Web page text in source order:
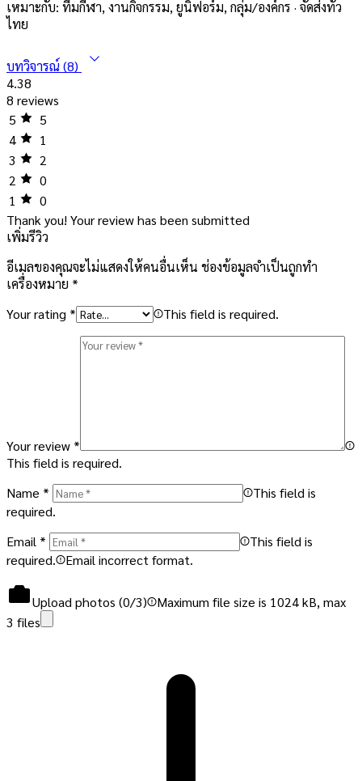
เหมาะกับ: ทีมกีฬา, งานกิจกรรม, ยูนิฟอร์ม, กลุ่ม/องค์กร · จัดส่งทั่ว
ไทย
บทวิจารณ์ (8)
4.38
8 reviews
5
5
4
1
3
2
2
0
1
0
Thank you! Your review has been submitted
เพิ่มรีวิว
อีเมลของคุณจะไม่แสดงให้คนอื่นเห็น ช่องข้อมูลจำเป็นถูกทำ
เครื่องหมาย *
Your rating * This field is required.
Your review *
This field is required.
Name *
This field is
required.
Email *
This field is
required.
Email incorrect format.
Upload photos (0/3)
Maximum file size is 1024 kB, max
3 files